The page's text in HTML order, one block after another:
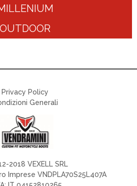
OUTDOOR
Privacy Policy
Generali
2018 VEXELL SRL
Imprese VNDPLA70S25L407A